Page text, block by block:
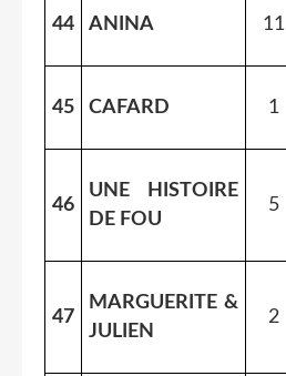
44 ANINA 11
45 CAFARD 1
46
UNE HISTOIRE
DE FOU
5
47
MARGUERITE &
JULIEN
2